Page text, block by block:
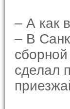
– А как
– В
сделал